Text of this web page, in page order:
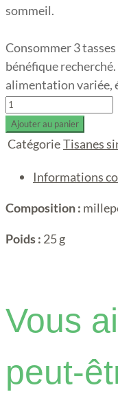
sommeil.
Consommer 3
bénéfique
alimentation variée,
Millepertuis
quantity
Ajouter au panier
CatégorieTisanes
Informations
Composition :
Poids : 25 g
Vous
peut-